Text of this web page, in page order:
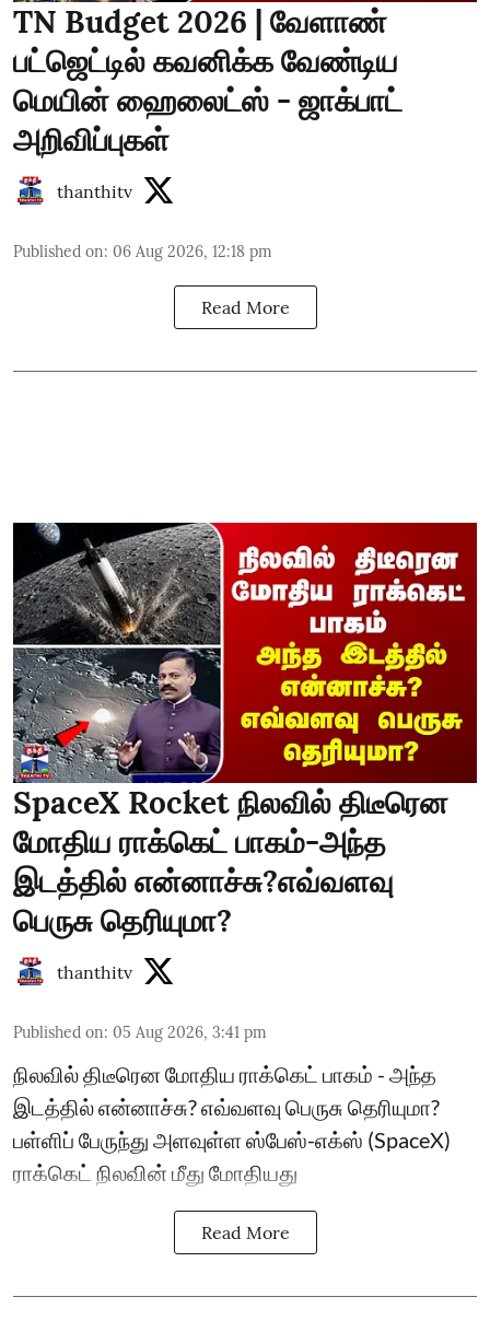
TN Budget 2026 | வேளாண்
பட்ஜெட்டில் கவனிக்க வேண்டிய
மெயின் ஹைலைட்ஸ் - ஜாக்பாட்
அறிவிப்புகள்
thanthitv
Published on: 06 Aug 2026, 12:18 pm
Read More
SpaceX Rocket நிலவில் திடீரென
மோதிய ராக்கெட் பாகம்-அந்த
இடத்தில் என்னாச்சு?எவ்வளவு
பெருசு தெரியுமா?
thanthitv
Published on: 05 Aug 2026, 3:41 pm
நிலவில் திடீரென மோதிய ராக்கெட் பாகம் - அந்த
இடத்தில் என்னாச்சு? எவ்வளவு பெருசு தெரியுமா?
பள்ளிப் பேருந்து அளவுள்ள ஸ்பேஸ்-எக்ஸ் (SpaceX)
ராக்கெட் நிலவின் மீது மோதியது
Read More